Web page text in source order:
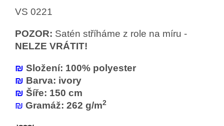
VS 0221
POZOR: Satén stříháme z role na míru -
NELZE VRÁTIT!
₪ Složení: 100% polyester
₪ Barva: ivory
₪ Šíře: 150 cm
₪ Gramáž: 262 g/m2